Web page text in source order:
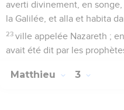
Et voyant plusieurs des
venaient à son baptême, il
vous a avertis de fuir la
Produisez donc du fruit